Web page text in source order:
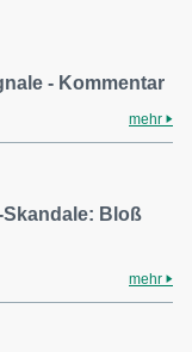
- Kommentar
mehr
Bloß
mehr